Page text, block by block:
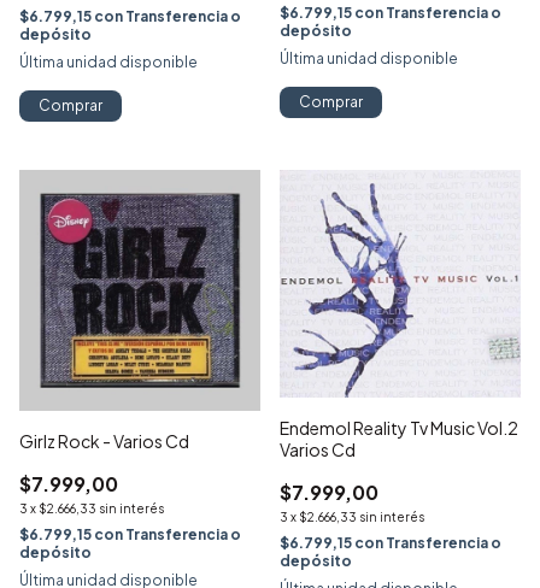
$6.799,15 con Transferencia o
depósito
Última unidad disponible
Comprar
$6.799,15 con Transferencia o
depósito
Última unidad disponible
Comprar
Girlz Rock - Varios Cd
$7.999,00
3 x $2.666,33 sin interés
$6.799,15 con Transferencia o
depósito
Última unidad disponible
Endemol Reality Tv Music Vol.2
Varios Cd
$7.999,00
3 x $2.666,33 sin interés
$6.799,15 con Transferencia o
depósito